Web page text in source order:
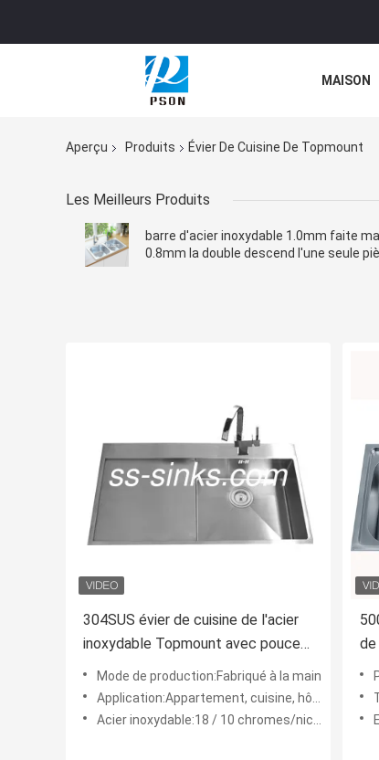
MAISON
Aperçu
Produits Évier De Cuisine De Topmount
Les Meilleurs Produits
barre d'acier inoxydable 1.0mm faite
0.8mm la double descend l'une seule
304SUS évier de cuisine de l'acier
inoxydable Topmount avec pouce
du trou de connexion 36*20
Mode de production:Fabriqué à la main
Application:Appartement, cuisine, hôtel
Acier inoxydable:18 / 10 chromes/nickels, anti corrosion
de